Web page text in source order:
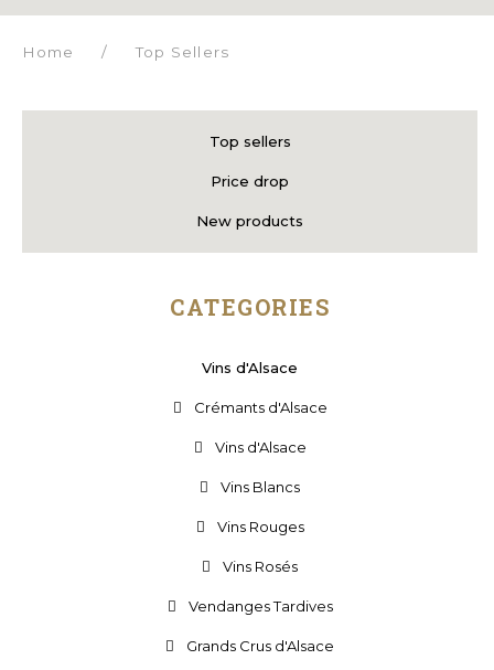
Home / Top Sellers
Top sellers
Price drop
New products
CATEGORIES
Vins d'Alsace
Crémants d'Alsace
Vins d'Alsace
Vins Blancs
Vins Rouges
Vins Rosés
Vendanges Tardives
Grands Crus d'Alsace